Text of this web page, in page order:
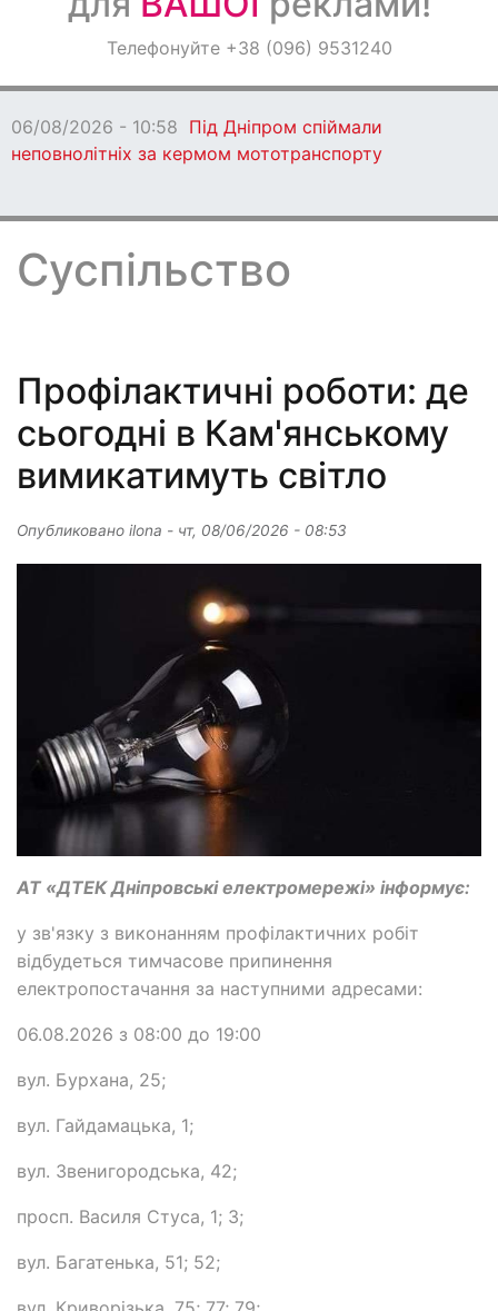
ОголошенняТелефонуйте +38 (096) 9531240
06/08/2026 - 10:26 У Кам’янському біля
залізничного вокзалу знайшли труп чоловіка
Суспільство
Профілактичні роботи: де
сьогодні в Кам'янському
вимикатимуть світло
Опубликовано ilona - чт, 08/06/2026 - 08:53
АТ «ДТЕК Дніпровські електромережі» інформує:
у зв'язку з виконанням профілактичних робіт
відбудеться тимчасове припинення
електропостачання за наступними адресами:
06.08.2026 з 08:00 до 19:00
вул. Бурхана, 25;
вул. Гайдамацька, 1;
вул. Звенигородська, 42;
просп. Василя Стуса, 1; 3;
вул. Багатенька, 51; 52;